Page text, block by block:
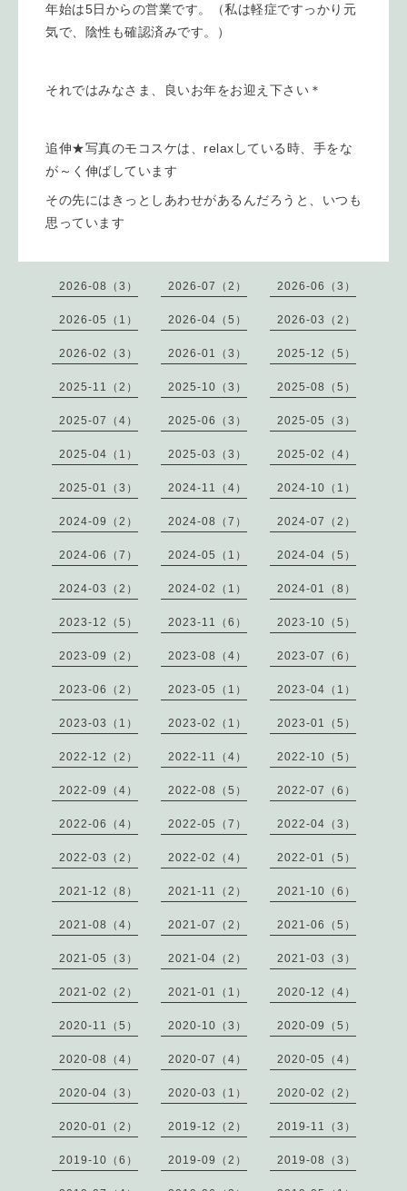
年始は5日からの営業です。（私は軽症ですっかり元
気で、陰性も確認済みです。）
それではみなさま、良いお年をお迎え下さい＊
追伸★写真のモコスケは、relaxしている時、手をな
が～く伸ばしています
その先にはきっとしあわせがあるんだろうと、いつも
思っています
2026-08（3） 2026-07（2） 2026-06（3）
2026-05（1） 2026-04（5） 2026-03（2）
2026-02（3） 2026-01（3） 2025-12（5）
2025-11（2） 2025-10（3） 2025-08（5）
2025-07（4） 2025-06（3） 2025-05（3）
2025-04（1） 2025-03（3） 2025-02（4）
2025-01（3） 2024-11（4） 2024-10（1）
2024-09（2） 2024-08（7） 2024-07（2）
2024-06（7） 2024-05（1） 2024-04（5）
2024-03（2） 2024-02（1） 2024-01（8）
2023-12（5） 2023-11（6） 2023-10（5）
2023-09（2） 2023-08（4） 2023-07（6）
2023-06（2） 2023-05（1） 2023-04（1）
2023-03（1） 2023-02（1） 2023-01（5）
2022-12（2） 2022-11（4） 2022-10（5）
2022-09（4） 2022-08（5） 2022-07（6）
2022-06（4） 2022-05（7） 2022-04（3）
2022-03（2） 2022-02（4） 2022-01（5）
2021-12（8） 2021-11（2） 2021-10（6）
2021-08（4） 2021-07（2） 2021-06（5）
2021-05（3） 2021-04（2） 2021-03（3）
2021-02（2） 2021-01（1） 2020-12（4）
2020-11（5） 2020-10（3） 2020-09（5）
2020-08（4） 2020-07（4） 2020-05（4）
2020-04（3） 2020-03（1） 2020-02（2）
2020-01（2） 2019-12（2） 2019-11（3）
2019-10（6） 2019-09（2） 2019-08（3）